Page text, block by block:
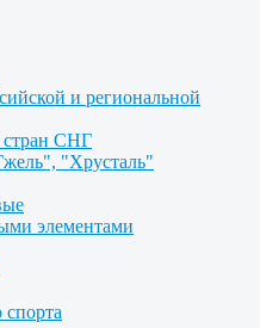
и региональной
стран СНГ
"Хрусталь"
элементами
спорта